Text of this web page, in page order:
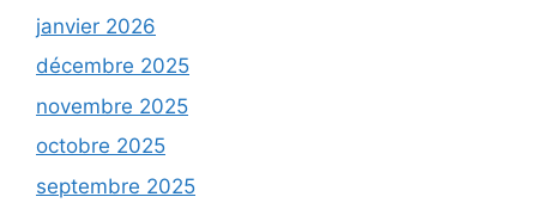
janvier 2026
décembre 2025
novembre 2025
octobre 2025
septembre 2025